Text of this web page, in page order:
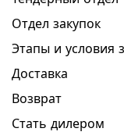
Отдел закупок
Этапы и условия
Доставка
Возврат
Стать дилером